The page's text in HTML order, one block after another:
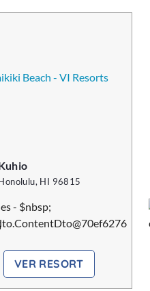
HI 96815
VER RESORT